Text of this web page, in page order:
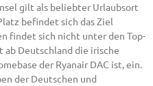
gilt als beliebter Urlaubsort
befindet sich das Ziel
findet sich nicht unter den Top-
Deutschland die irische
der Ryanair DAC ist, ein.
der Deutschen und